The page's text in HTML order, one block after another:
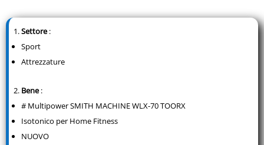
Settore:
Sport
Attrezzature
Bene:
# Multipower SMITH MACHINE WLX-70 TOORX
Isotonico per Home Fitness
NUOVO